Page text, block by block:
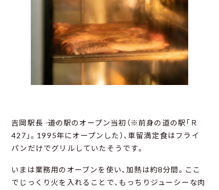
吉岡駅長 ―― 道の駅のオープン当初（※前身の道の駅「Ｒ
427」。1995年にオープンした）、車留満定食はフライ
パンだけでグリルしていたそうです。
いまは業務用のオーブンを使い、加熱は約8分間。ここ
でじっくり火を入れることで、もっちりジューシーな肉